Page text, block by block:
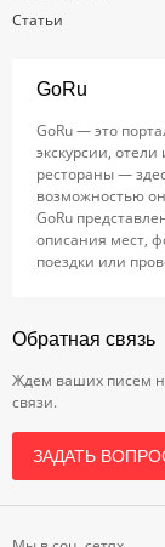
Статьи
GoRu
GoRu — это
экскурсии,
рестораны —
возможностью
GoRu
описания мест,
поездки или
Обратная связь
Ждем ваших писем
связи.
ЗАДАТЬ